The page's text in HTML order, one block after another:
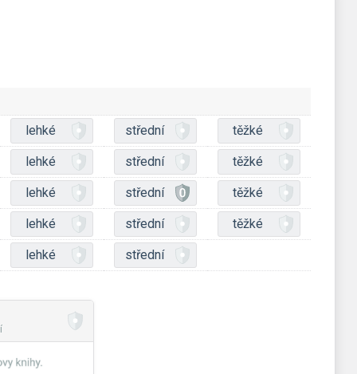
lehké střední těžké
lehké střední těžké
lehké střední těžké
lehké střední těžké
lehké střední